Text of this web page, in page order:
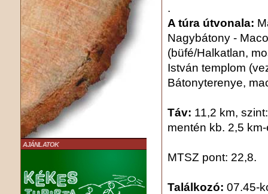
AJÁNLATOK
.
A túra útvonala:
Nagybátony -
(büfé/Halkatlan,
István templom
Bátonyterenye,
Táv: 11,2 km,
mentén kb. 2,5
MTSZ pont: 22,8.
Találkozó: 07.45-